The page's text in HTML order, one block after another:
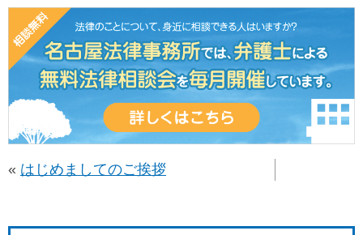
« はじめましてのご挨拶